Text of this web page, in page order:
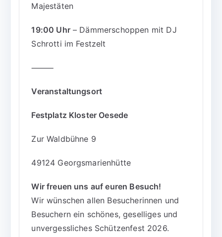
Majestäten
19:00 Uhr– Dämmerschoppen mit DJ
Schrotti im Festzelt
⸻
Veranstaltungsort
Festplatz Kloster Oesede
Zur Waldbühne 9
49124 Georgsmarienhütte
Wir freuen uns auf euren Besuch!
Wir wünschen allen Besucherinnen und
Besuchern ein schönes, geselliges und
unvergessliches Schützenfest 2026.